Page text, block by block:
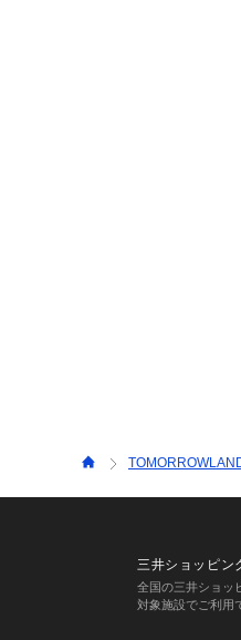
三井ショッピン
全国の三井ショッ
対象施設でご利用